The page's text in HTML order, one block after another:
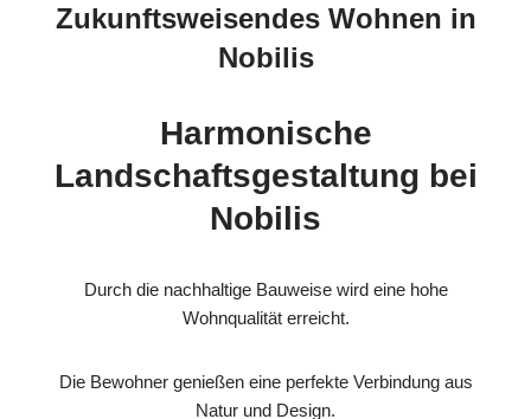
Zukunftsweisendes Wohnen in
Nobilis
Harmonische
Landschaftsgestaltung bei
Nobilis
Durch die nachhaltige Bauweise wird eine hohe
Wohnqualität erreicht.
Die Bewohner genießen eine perfekte Verbindung aus
Natur und Design.